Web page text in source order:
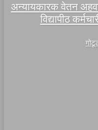
अन्यायकारक वेतन
विद्यापीठ